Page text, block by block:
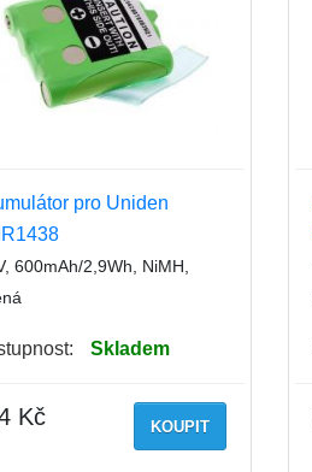
pro Uniden
600mAh/2,9Wh, NiMH,
Skladem
KOUPIT
Kč